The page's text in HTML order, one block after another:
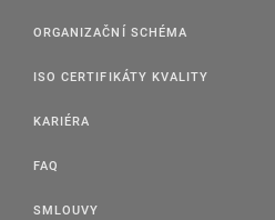
ORGANIZAČNÍ SCHÉMA
ISO CERTIFIKÁTY KVALITY
KARIÉRA
FAQ
SMLOUVY